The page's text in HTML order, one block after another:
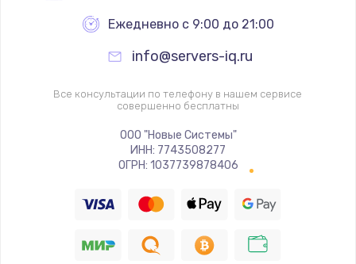
Ежедневно с 9:00 до 21:00
info@servers-iq.ru
Все консультации по телефону в нашем сервисе
совершенно бесплатны
ООО "Новые Системы"
ИНН: 7743508277
ОГРН: 1037739878406